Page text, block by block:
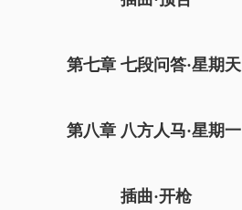
第七章 七段问答·星期天
第八章 八方人马·星期一
插曲·开枪